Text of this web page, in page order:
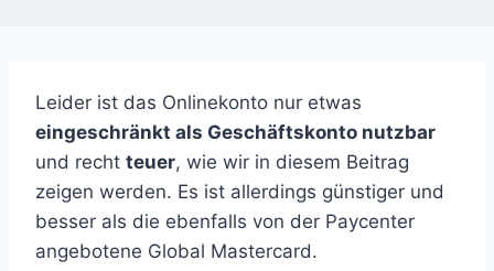
Leider ist das Onlinekonto nur etwas
eingeschränkt als Geschäftskonto nutzbar
und recht teuer, wie wir in diesem Beitrag
zeigen werden. Es ist allerdings günstiger und
besser als die ebenfalls von der Paycenter
angebotene Global Mastercard.